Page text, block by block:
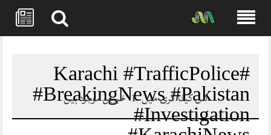
#Karachi #TrafficPolice
#BreakingNews #Pakistan
#Investigation
اس کیٹا گری میں 1 خبریں موجود ہیں